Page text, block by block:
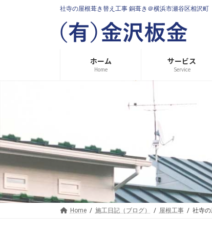
社寺の屋根葺き替え工事 銅葺き＠横浜市瀬谷区相沢町
ホーム
Home
サービス
Service
Home 施工日記（ブログ） 屋根工事 社寺